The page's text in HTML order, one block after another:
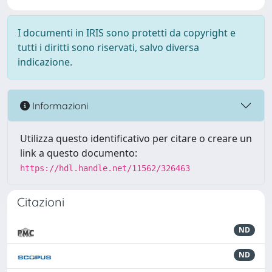
I documenti in IRIS sono protetti da copyright e
tutti i diritti sono riservati, salvo diversa
indicazione.
Informazioni
Utilizza questo identificativo per citare o creare un
link a questo documento:
https://hdl.handle.net/11562/326463
Citazioni
ND
ND